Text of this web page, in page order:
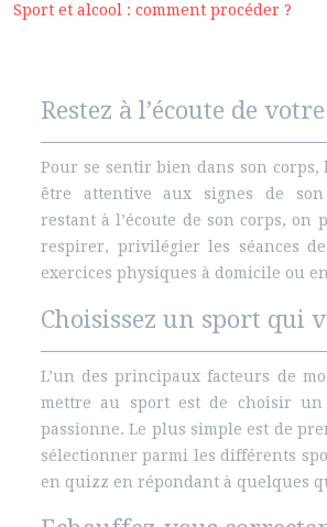
Sport et alcool : comment procéder ?
Restez à l’écoute de
Pour se sentir bien dans son corps,
être attentive aux signes de son
restant à l’écoute de son corps, on
respirer, privilégier les séances
exercices physiques à domicile ou
Choisissez un sport qui
L’un des principaux facteurs de
mettre au sport est de choisir
passionne. Le plus simple est de
sélectionner parmi les différents
en quizz en répondant à quelques